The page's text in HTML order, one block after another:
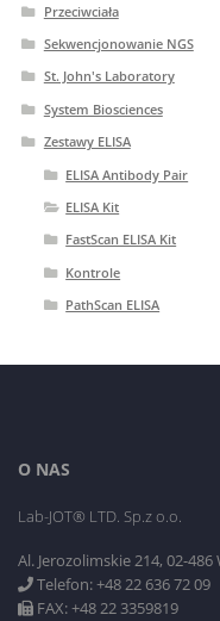
Przeciwciała
Sekwencjonowanie NGS
St. John's Laboratory
System Biosciences
Zestawy ELISA
ELISA Antibody Pair
ELISA Kit
FastScan ELISA Kit
Kontrole
PathScan ELISA
O NAS
Lab-JOT® LTD. Sp.z o.o.
Al. Jerozolimskie 214, 02-486
Telefon: +48 22 636 72 09
FAX: +48 22 3359819